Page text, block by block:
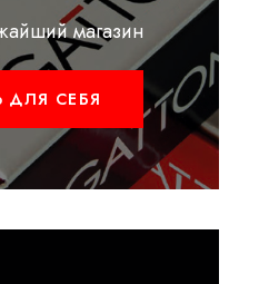
магазин
ДЛЯ СЕБЯ